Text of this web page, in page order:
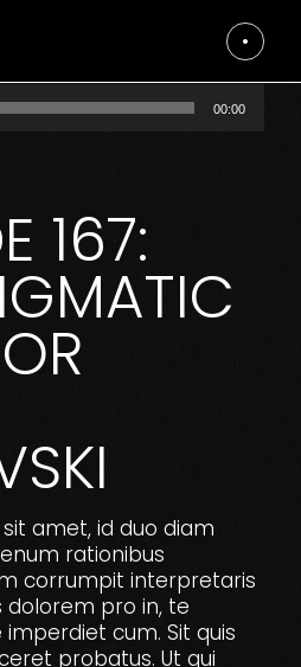
00:00
167:
amet, id duo diam
rationibus
corrumpit interpretaris
dolorem pro in, te
cum. Sit quis
probatus. Ut qui